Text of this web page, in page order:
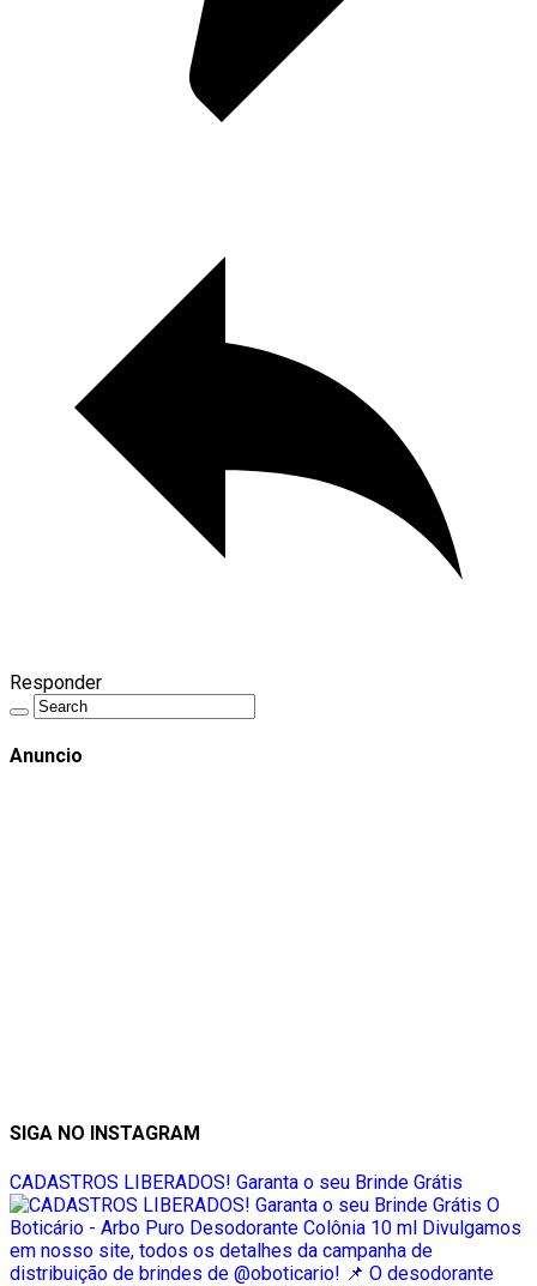
Responder
Anuncio
SIGA NO INSTAGRAM
CADASTROS LIBERADOS! Garanta o seu Brinde Grátis